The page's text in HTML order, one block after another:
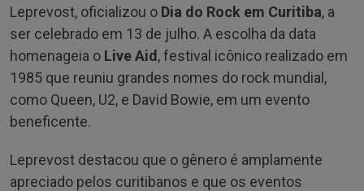
Leprevost, oficializou o Dia do Rock em Curitiba, a
ser celebrado em 13 de julho. A escolha da data
homenageia o Live Aid , festival icônico realizado em
1985 que reuniu grandes nomes do rock mundial,
como Queen, U2, e David Bowie, em um evento
beneficente.
Leprevost destacou que o gênero é amplamente
apreciado pelos curitibanos e que os eventos